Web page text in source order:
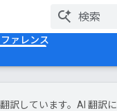
ァレンス
訳しています。AI 翻訳に